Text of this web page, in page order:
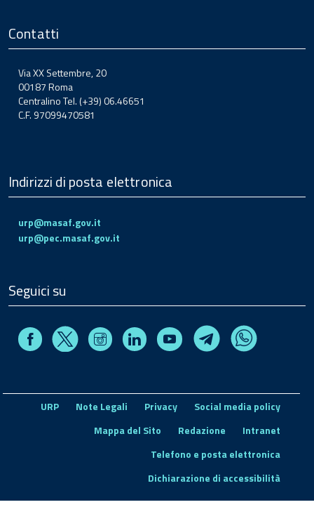
Contatti
Via XX Settembre, 20
00187 Roma
Centralino Tel. (+39) 06.46651
C.F. 97099470581
Indirizzi di posta elettronica
urp@masaf.gov.it
urp@pec.masaf.gov.it
Seguici su
FacebookX InstagramLinkedin Youtube TelegramWhatsapp
URP Note Legali Privacy
Social media policy
Mappa del Sito
Redazione
Intranet
Telefono e posta elettronica
Dichiarazione di accessibilità